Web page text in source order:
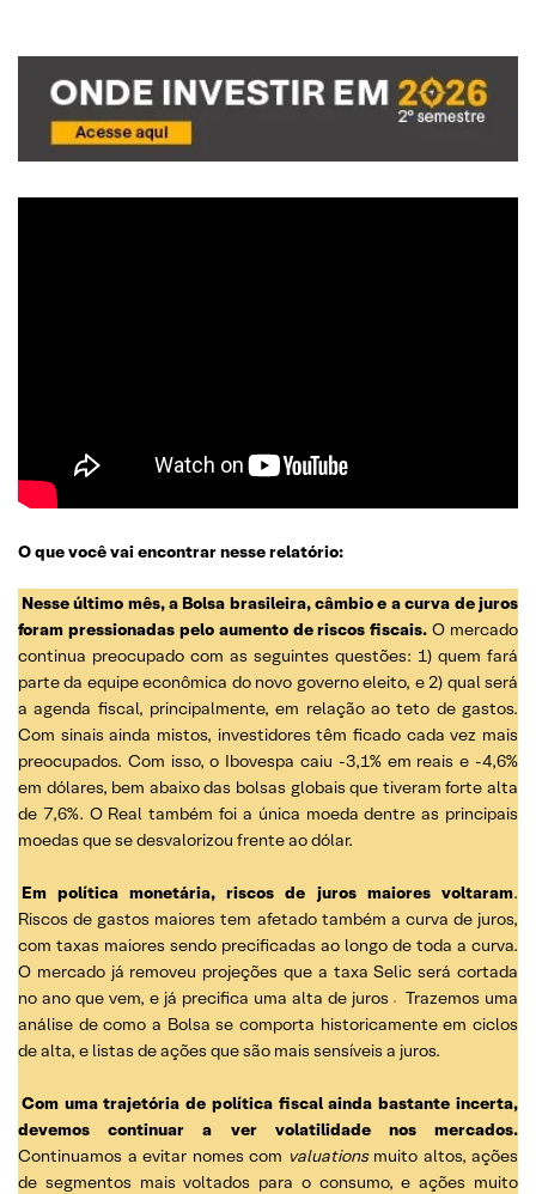
Carteira ESG XP
O que você vai encontrar nesse relatório:
Nesse último mês, a Bolsa brasileira, câmbio e a curva de juros
foram pressionadas pelo aumento de riscos fiscais.O mercado
continua preocupado com as seguintes questões: 1) quem fará
parte da equipe econômica do novo governo eleito, e 2) qual será
a agenda fiscal, principalmente, em relação ao teto de gastos.
Com sinais ainda mistos, investidores têm ficado cada vez mais
preocupados. Com isso, o Ibovespa caiu -3,1% em reais e -4,6%
em dólares, bem abaixo das bolsas globais que tiveram forte alta
de 7,6%. O Real também foi a única moeda dentre as principais
moedas que se desvalorizou frente ao dólar.
Em política monetária, riscos de juros maiores voltaram.
Riscos de gastos maiores tem afetado também a curva de juros,
com taxas maiores sendo precificadas ao longo de toda a curva.
O mercado já removeu projeções que a taxa Selic será cortada
no ano que vem, e já precifica uma alta de juros . Trazemos uma
análise de como a Bolsa se comporta historicamente em ciclos
de alta, e listas de ações que são mais sensíveis a juros.
Com uma trajetória de política fiscal ainda bastante incerta,
devemos continuar a ver volatilidade nos mercados.
Continuamos a evitar nomes com valuationsmuito altos, ações
de segmentos mais voltados para o consumo, e ações muito